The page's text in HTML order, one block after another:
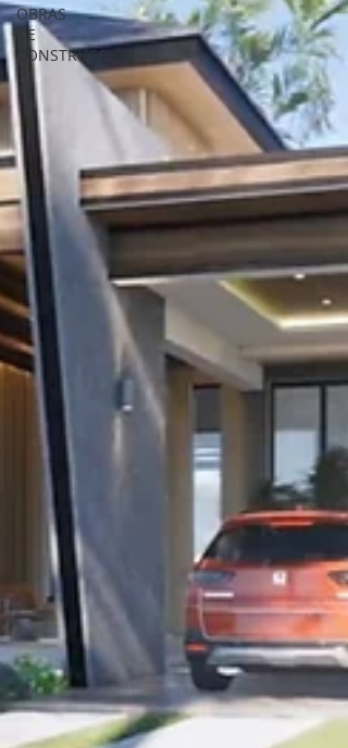
OBRAS
DE
CONSTRUCCION